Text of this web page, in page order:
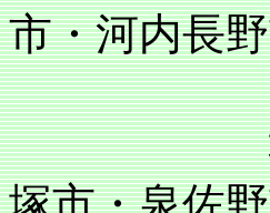
市・河内長
堺市・高